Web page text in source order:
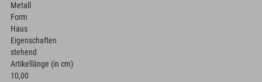
Metall
Form
Haus
Eigenschaften
stehend
Artikellänge (in cm)
10,00